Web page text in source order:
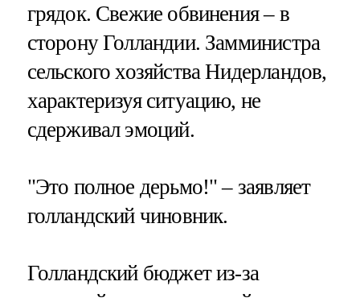
грядок. Свежие обвинения – в
сторону Голландии. Замминистра
сельского хозяйства Нидерландов,
характеризуя ситуацию, не
сдерживал эмоций.
"Это полное дерьмо!" – заявляет
голландский чиновник.
Голландский бюджет из-за